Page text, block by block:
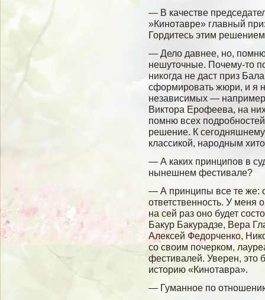
— В качестве
»Кинотавре» главный
Гордитесь этим
— Дело давнее, но,
нешуточные. Почему-то
никогда не даст приз
сформировать жюри, и я
независимых —
Виктора Ерофеева, на
помню всех
решение. К
классикой, народным
— А каких принципов в
нынешнем фестивале?
— А принципы все те же:
ответственность. У меня
на сей раз оно будет
Бакур Бакурадзе, Вера
Алексей Федорченко,
со своим почерком,
фестивалей. Уверен, это
историю «Кинотавра».
— Гуманное по